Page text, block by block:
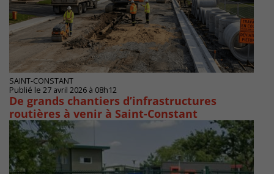
SAINT-CONSTANT
Publié le 27 avril 2026 à 08h12
De grands chantiers d’infrastructures
routières à venir à Saint-Constant